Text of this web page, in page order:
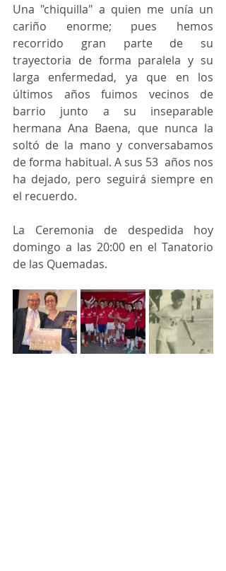
Una "chiquilla" a quien me unía un
cariño enorme; pues hemos
recorrido gran parte de su
trayectoria de forma paralela y su
larga enfermedad, ya que en los
últimos años fuimos vecinos de
barrio junto a su inseparable
hermana Ana Baena, que nunca la
soltó de la mano y conversabamos
de forma habitual. A sus 53  años nos
ha dejado, pero seguirá siempre en
el recuerdo.
La Ceremonia de despedida hoy
domingo a las 20:00 en el Tanatorio
de las Quemadas.